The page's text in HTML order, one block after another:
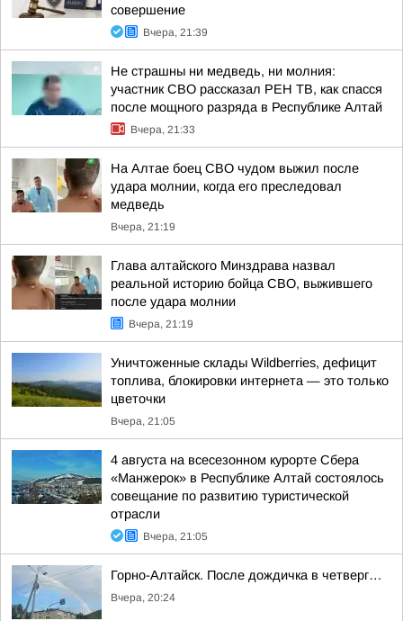
совершение
Вчера, 21:39
Не страшны ни медведь, ни молния:
участник СВО рассказал РЕН ТВ, как спасся
после мощного разряда в Республике Алтай
Вчера, 21:33
На Алтае боец СВО чудом выжил после
удара молнии, когда его преследовал
медведь
Вчера, 21:19
Глава алтайского Минздрава назвал
реальной историю бойца СВО, выжившего
после удара молнии
Вчера, 21:19
Уничтоженные склады Wildberries, дефицит
топлива, блокировки интернета — это только
цветочки
Вчера, 21:05
4 августа на всесезонном курорте Сбера
«Манжерок» в Республике Алтай состоялось
совещание по развитию туристической
отрасли
Вчера, 21:05
Горно-Алтайск. После дождичка в четверг…
Вчера, 20:24